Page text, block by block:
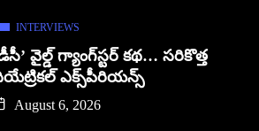
INTERVIEWS
వైల్డ్ గ్యాంగ్‌స్టర్ కథ… సరికొత్త
ఎక్స్‌పీరియన్స్
August 6, 2026